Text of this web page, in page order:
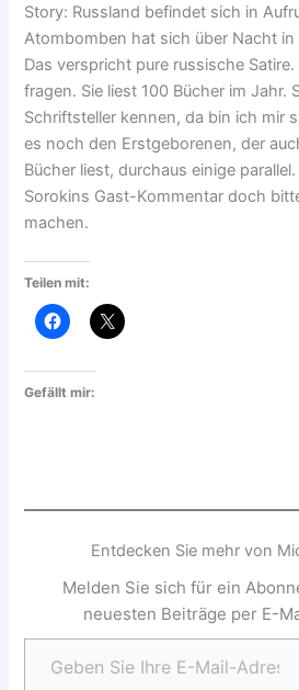
Story: Russland befindet sich in
Atombomben hat sich über Nacht
Das verspricht pure russische
fragen. Sie liest 100 Bücher im Jahr.
Schriftsteller kennen, da bin ich mir
es noch den Erstgeborenen, der
Bücher liest, durchaus einige
Sorokins Gast-Kommentar doch
machen.
Teilen mit:
Gefällt mir:
Entdecken Sie mehr von
Melden Sie sich für ein
neuesten Beiträge per E-
Geben Sie Ihre E-Mail-Adresse ein ...